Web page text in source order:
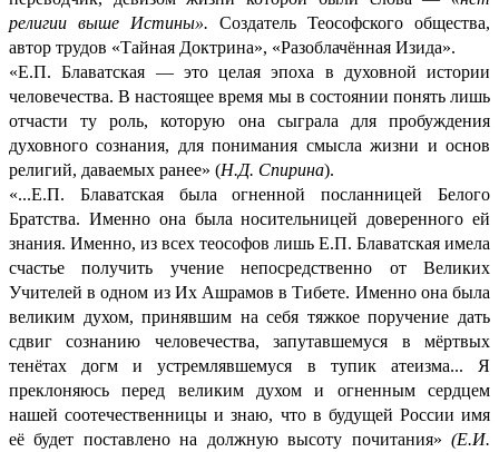
религии выше Истины». Создатель Теософского общества,
автор трудов «Тайная Доктрина», «Разоблачённая Изида».
«Е.П. Блаватская — это целая эпоха в духовной истории
человечества. В настоящее время мы в состоянии понять лишь
отчасти ту роль, которую она сыграла для пробуждения
духовного сознания, для понимания смысла жизни и основ
религий, даваемых ранее» (Н.Д. Спирина).
«...Е.П. Блаватская была огненной посланницей Белого
Братства. Именно она была носительницей доверенного ей
знания. Именно, из всех теософов лишь Е.П. Блаватская имела
счастье получить учение непосредственно от Великих
Учителей в одном из Их Ашрамов в Тибете. Именно она была
великим духом, принявшим на себя тяжкое поручение дать
сдвиг сознанию человечества, запутавшемуся в мёртвых
тенётах догм и устремлявшемуся в тупик атеизма... Я
преклоняюсь перед великим духом и огненным сердцем
нашей соотечественницы и знаю, что в будущей России имя
её будет поставлено на должную высоту почитания» (Е.И.